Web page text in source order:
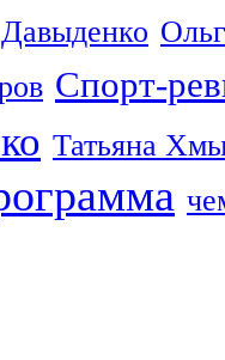
Спорт-
Татьяна